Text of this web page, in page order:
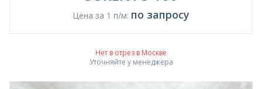
Цена за 1 п/м: по запросу
Нет в отрез в Москве
Уточняйте у менеджера